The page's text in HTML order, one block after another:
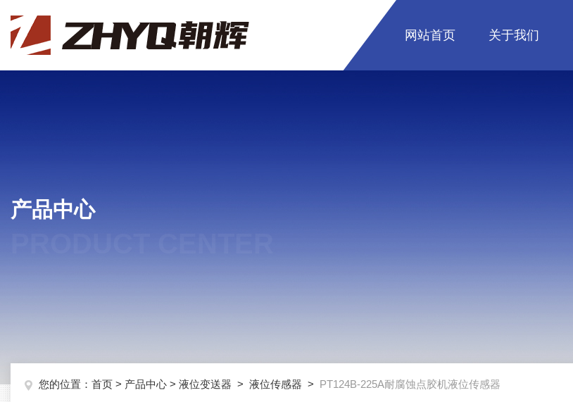
网站首页 关于我们
产品中心
您的位置： 首页 > 产品中心 > 液位变送器 > 液位传感器 > PT124B-225A耐腐蚀点胶机液位传感器